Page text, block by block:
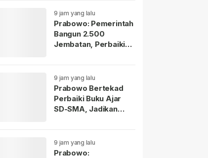
9 jam yang lalu
Prabowo: Pemerintah
Bangun 2.500
Jembatan, Perbaiki
9 jam yang lalu
Prabowo Bertekad
Perbaiki Buku Ajar
SD-SMA, Jadikan
9 jam yang lalu
Prabowo: